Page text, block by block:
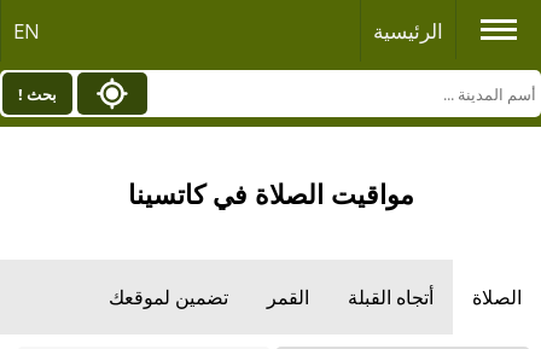
الرئيسية EN
بحث !
مواقيت الصلاة في كاتسينا
الصلاة أتجاه القبلة القمر تضمين لموقعك